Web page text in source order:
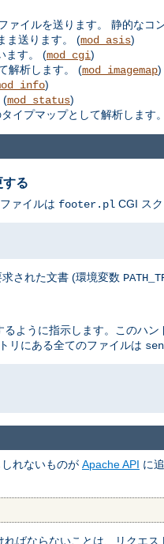
ァイルを送ります。 静的なコ
ま送ります。 (mod_asis)
ます。 (mod_cgi)
解析します。 (mod_imagemap)
)
(mod_status)
イプマップとして解析します
る
ァイルは footer.pl CGI ス
された文書 (環境変数
るように指示します。このハ
リにある全てのファイルは
れないものが Apache API に
ばならないことは、リクエス